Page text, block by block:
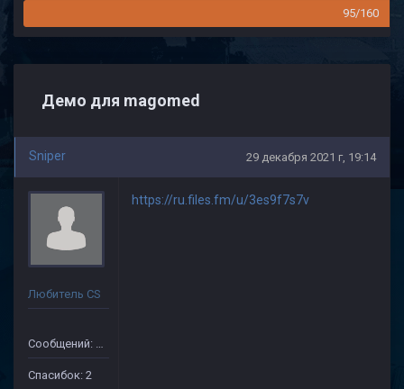
95/160
Демо для magomed
Sniper 29 декабря 2021 г, 19:14
Любитель CS
Сообщений: 59
Спасибок: 2
https://ru.files.fm/u/3es9f7s7v